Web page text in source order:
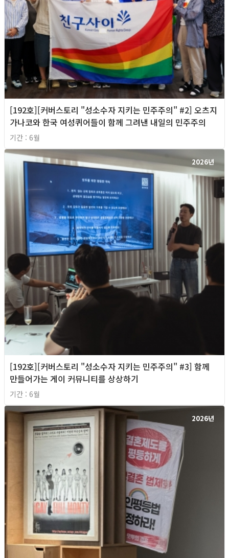
[192호][커버스토리 "성소수자 지키는 민주주의" #2] 오츠지
가나코와 한국 여성퀴어들이 함께 그려낸 내일의 민주주의
기간 : 6월
2026년
[192호][커버스토리 "성소수자 지키는 민주주의" #3] 함께
만들어가는 게이 커뮤니티를 상상하기
기간 : 6월
2026년